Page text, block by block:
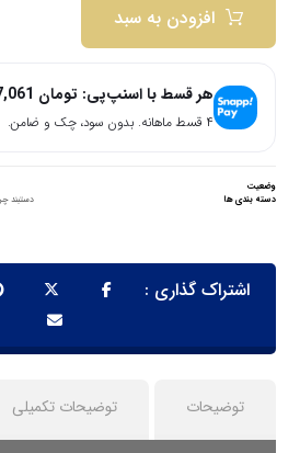
افزودن به سبد
هر قسط با اسنپ‌پی: تومان
۴ قسط ماهانه. بدون سود، چک و ضامن.
وضعیت
دسته بندی ها
دستبند
توضیحات توضیحات تکمیلی